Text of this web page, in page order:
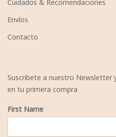
Cuidados & Recomendaciones
Envíos
Contacto
Suscribete a nuestro Newsletter
en tu primera compra
First Name